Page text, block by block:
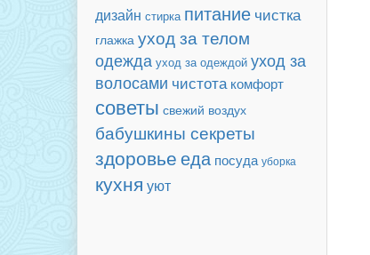
дизайн стирка питание чистка
глажка уход за телом
одежда уход за одеждой уход за
волосами чистота комфорт
советы свежий воздух
бабушкины секреты
здоровьееда посуда уборка
кухня уют